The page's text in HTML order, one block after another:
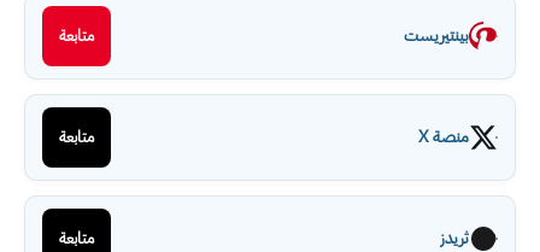
بينتيريست متابعة
منصة X متابعة
ثريدز متابعة